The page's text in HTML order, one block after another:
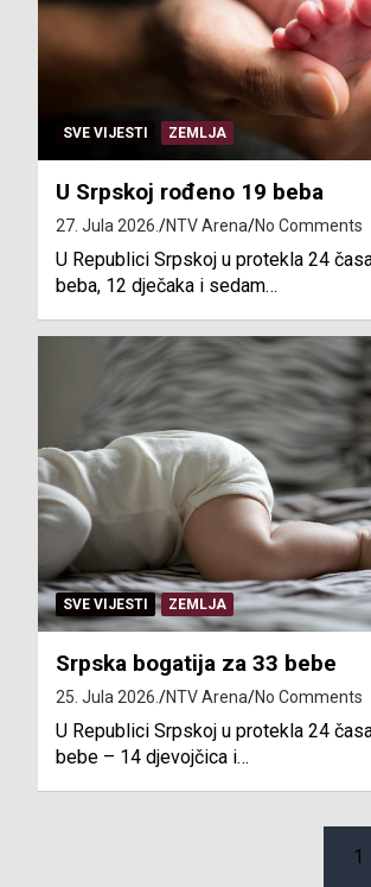
SVE VIJESTI ZEMLJA
U Srpskoj rođeno 19 beba
27. Jula 2026. NTV Arena No Comments
U Republici Srpskoj u protekla 24
beba, 12 dječaka i sedam…
SVE VIJESTI ZEMLJA
Srpska bogatija za 33 bebe
25. Jula 2026. NTV Arena No Comments
U Republici Srpskoj u protekla 24
bebe – 14 djevojčica i…
1